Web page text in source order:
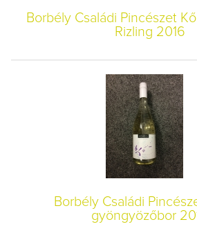
Borbély Családi Pincészet
Rizling 2016
Borbély Családi
gyöngyözőbor